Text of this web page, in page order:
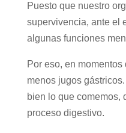
Puesto que nuestro
supervivencia, ante el
algunas funciones
Por eso, en
menos jugos
bien lo que comemos,
proceso digestivo.